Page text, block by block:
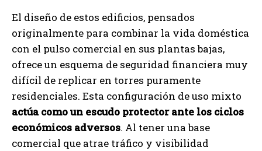
El diseño de estos edificios, pensados
originalmente para combinar la vida doméstica
con el pulso comercial en sus plantas bajas,
ofrece un esquema de seguridad financiera muy
difícil de replicar en torres puramente
residenciales. Esta configuración de uso mixto
actúa como un escudo protector ante los ciclos
económicos adversos. Al tener una base
comercial que atrae tráfico y visibilidad